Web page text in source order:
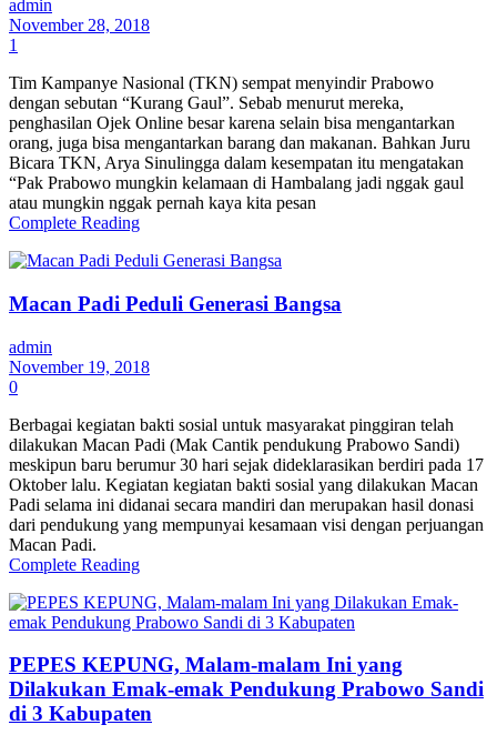
admin
November 28, 2018
1
Tim Kampanye Nasional (TKN) sempat menyindir Prabowo
dengan sebutan “Kurang Gaul”. Sebab menurut mereka,
penghasilan Ojek Online besar karena selain bisa mengantarkan
orang, juga bisa mengantarkan barang dan makanan. Bahkan Juru
Bicara TKN, Arya Sinulingga dalam kesempatan itu mengatakan
“Pak Prabowo mungkin kelamaan di Hambalang jadi nggak gaul
atau mungkin nggak pernah kaya kita pesan
Complete Reading
Macan Padi Peduli Generasi Bangsa
admin
November 19, 2018
0
Berbagai kegiatan bakti sosial untuk masyarakat pinggiran telah
dilakukan Macan Padi (Mak Cantik pendukung Prabowo Sandi)
meskipun baru berumur 30 hari sejak dideklarasikan berdiri pada 17
Oktober lalu. Kegiatan kegiatan bakti sosial yang dilakukan Macan
Padi selama ini didanai secara mandiri dan merupakan hasil donasi
dari pendukung yang mempunyai kesamaan visi dengan perjuangan
Macan Padi.
Complete Reading
PEPES KEPUNG, Malam-malam Ini yang
Dilakukan Emak-emak Pendukung Prabowo Sandi
di 3 Kabupaten